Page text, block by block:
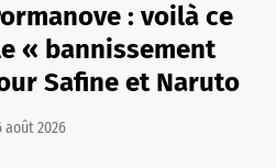
: voilà ce
« bannissement
Safine et Naruto
août 2026